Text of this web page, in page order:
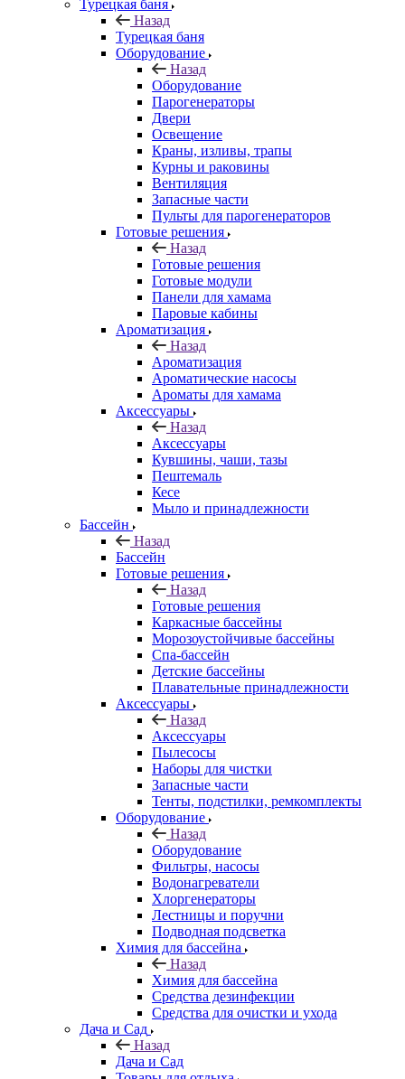
Турецкая баня
Назад
Турецкая баня
Оборудование
Назад
Оборудование
Парогенераторы
Двери
Освещение
Краны, изливы, трапы
Курны и раковины
Вентиляция
Запасные части
Пульты для парогенераторов
Готовые решения
Назад
Готовые решения
Готовые модули
Панели для хамама
Паровые кабины
Ароматизация
Назад
Ароматизация
Ароматические насосы
Ароматы для хамама
Аксессуары
Назад
Аксессуары
Кувшины, чаши, тазы
Пештемаль
Кесе
Мыло и принадлежности
Бассейн
Назад
Бассейн
Готовые решения
Назад
Готовые решения
Каркасные бассейны
Морозоустойчивые бассейны
Спа-бассейн
Детские бассейны
Плавательные принадлежности
Аксессуары
Назад
Аксессуары
Пылесосы
Наборы для чистки
Запасные части
Тенты, подстилки, ремкомплекты
Оборудование
Назад
Оборудование
Фильтры, насосы
Водонагреватели
Хлоргенераторы
Лестницы и поручни
Подводная подсветка
Химия для бассейна
Назад
Химия для бассейна
Средства дезинфекции
Средства для очистки и ухода
Дача и Сад
Назад
Дача и Сад